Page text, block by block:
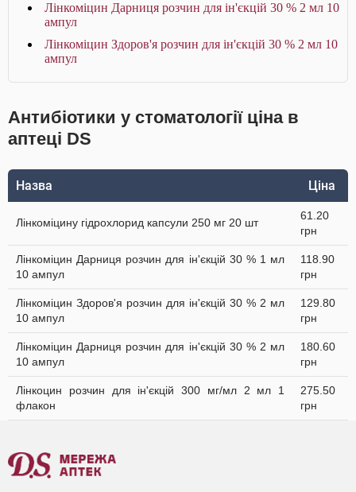
Лінкоміцин Дарниця розчин для ін'єкцій 30 % 2 мл 10
ампул
Лінкоміцин Здоров'я розчин для ін'єкцій 30 % 2 мл 10
ампул
Антибіотики у стоматології ціна в
аптеці DS
Назва Ціна
Лінкоміцину гідрохлорид капсули 250 мг 20 шт
61.20
грн
Лінкоміцин Дарниця розчин для ін'єкцій 30 % 1 мл
10 ампул
118.90
грн
Лінкоміцин Здоров'я розчин для ін'єкцій 30 % 2 мл
10 ампул
129.80
грн
Лінкоміцин Дарниця розчин для ін'єкцій 30 % 2 мл
10 ампул
180.60
грн
Лінкоцин розчин для ін'єкцій 300 мг/мл 2 мл 1
флакон
275.50
грн